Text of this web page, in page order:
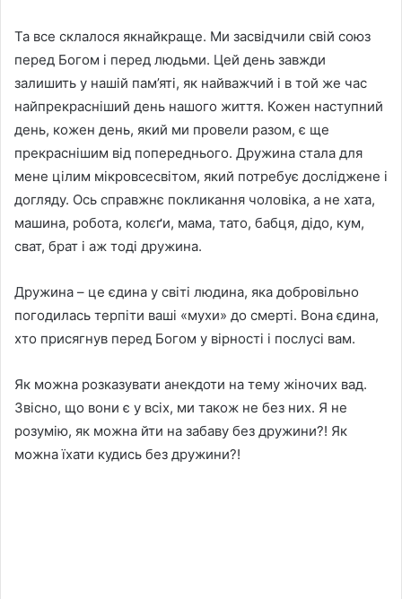
Та все склалося якнайкраще. Ми засвідчили свій союз
перед Богом і перед людьми. Цей день завжди
залишить у нашій пам’яті, як найважчий і в той же час
найпрекрасніший день нашого життя. Кожен наступний
день, кожен день, який ми провели разом, є ще
прекраснішим від попереднього. Дружина стала для
мене цілим мікровсесвітом, який потребує досліджене і
догляду. Ось справжнє покликання чоловіка, а не хата,
машина, робота, колєґи, мама, тато, бабця, дідо, кум,
сват, брат і аж тоді дружина.
Дружина – це єдина у світі людина, яка добровільно
погодилась терпіти ваші «мухи» до смерті. Вона єдина,
хто присягнув перед Богом у вірності і послусі вам.
Як можна розказувати анекдоти на тему жіночих вад.
Звісно, що вони є у всіх, ми також не без них. Я не
розумію, як можна йти на забаву без дружини?! Як
можна їхати кудись без дружини?!